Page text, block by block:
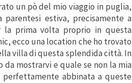
un pò del mio viaggio in puglia,
estiva, precisamente a
prima volta proprio in questa
ecco una location che ho trovato
villa di questa splendida città. In
da mostrarvi e quale se non la mia
perfettamente abbinata a queste